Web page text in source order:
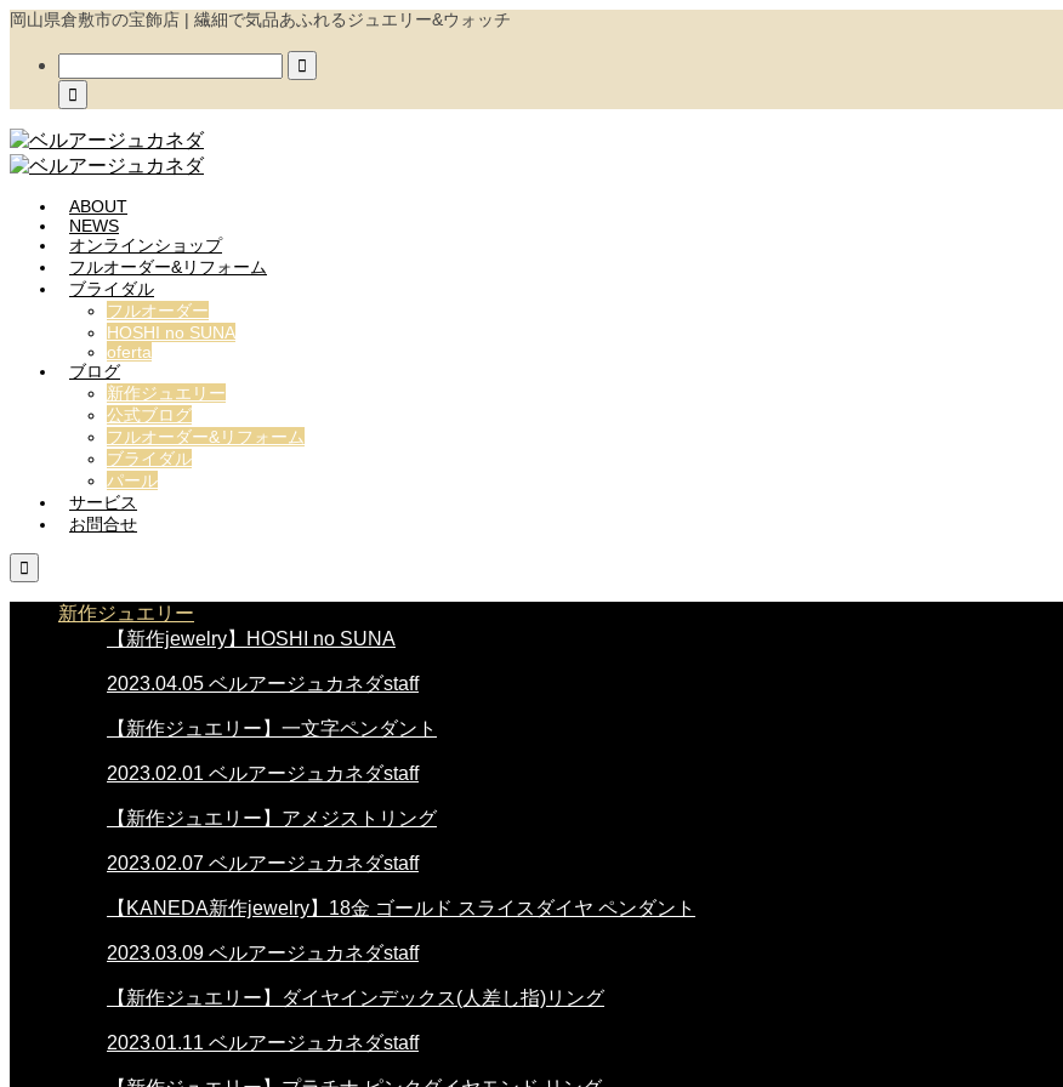
岡山県倉敷市の宝飾店 | 繊細で気品あふれるジュエリー&ウォッチ


ABOUT
NEWS
オンラインショップ
フルオーダー&リフォーム
ブライダル
フルオーダー
HOSHI no SUNA
oferta
ブログ
新作ジュエリー
公式ブログ
フルオーダー&リフォーム
ブライダル
パール
サービス
お問合せ

新作ジュエリー
【新作jewelry】HOSHI no SUNA
2023.04.05 ベルアージュカネダstaff
【新作ジュエリー】一文字ペンダント
2023.02.01 ベルアージュカネダstaff
【新作ジュエリー】アメジストリング
2023.02.07 ベルアージュカネダstaff
【KANEDA新作jewelry】18金 ゴールド スライスダイヤ ペンダント
2023.03.09 ベルアージュカネダstaff
【新作ジュエリー】ダイヤインデックス(人差し指)リング
2023.01.11 ベルアージュカネダstaff